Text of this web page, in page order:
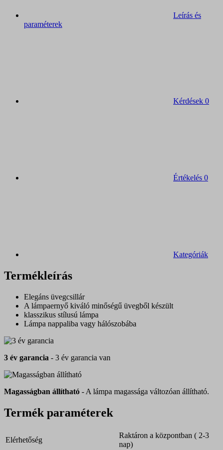
Leírás és
paraméterek
Kérdések 0
Értékelés 0
Kategóriák
Termékleírás
Elegáns üvegcsillár
A lámpaernyő kiváló minőségű üvegből készült
klasszikus stílusú lámpa
Lámpa nappaliba vagy hálószobába
3 év garancia - 3 év garancia van
Magasságban állítható - A lámpa magassága változóan állítható.
Termék paraméterek
Elérhetőség
Raktáron a központban ( 2-3
nap)